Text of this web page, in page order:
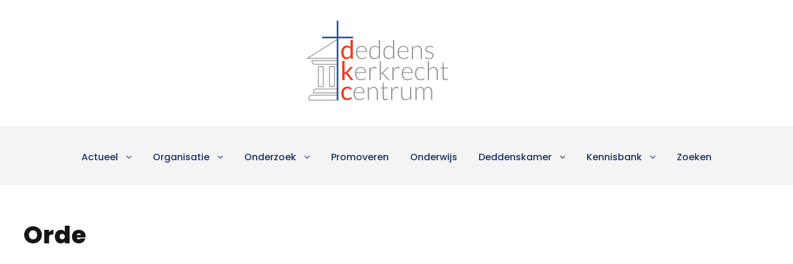
Actueel Organisatie Onderzoek Promoveren Onderwijs Deddenskamer Kennisbank Zoeken
Orde